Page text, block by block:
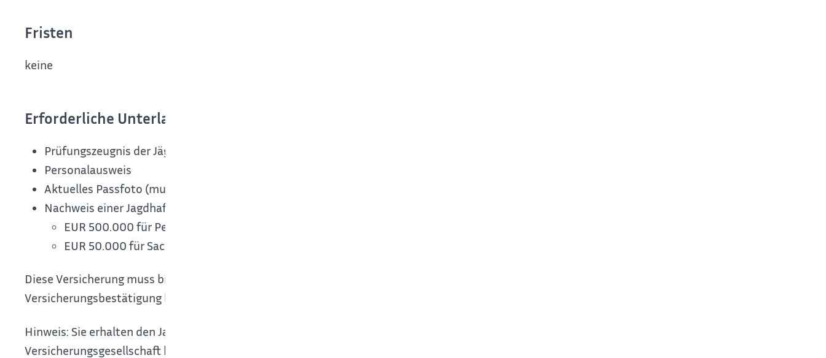
Fristen
keine
Erforderliche Unterlagen
Prüfungszeugnis der Jägerprüfung
Personalausweis
Aktuelles Passfoto (muss nicht biometrisch sein)
Nachweis einer Jagdhaftpflichtversicherung mit einer Deckung von mindestens:
EUR 500.000 für Personenschäden und
EUR 50.000 für Sachschäden
Diese Versicherung muss bis zum Ablauf des Jagdscheins gültig sein. Fügen Sie Ihrem Antrag immer die aktuelle
Versicherungsbestätigung bei. Sie erhalten diese von Ihrer Versicherung.
Hinweis: Sie erhalten den Jagdschein nur für den Zeitraum, für den Sie die Versicherung abgeschlossen haben. Die
Versicherungsgesellschaft kann der zuständigen Stelle den Nachweis auch direkt elektronisch übermitteln.